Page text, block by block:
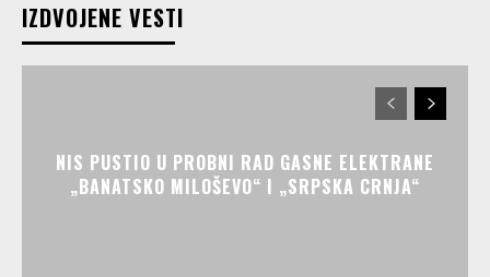
IZDVOJENE VESTI
NIS PUSTIO U PROBNI RAD GASNE ELEKTRANE
„BANATSKO MILOŠEVO“ I „SRPSKA CRNJA“